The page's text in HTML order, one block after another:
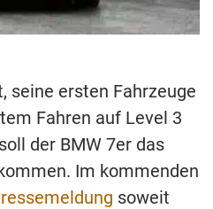
seine ersten Fahrzeuge
Fahren auf Level 3
der BMW 7er das
Im kommenden
soweit